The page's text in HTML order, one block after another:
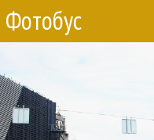
Фотобус